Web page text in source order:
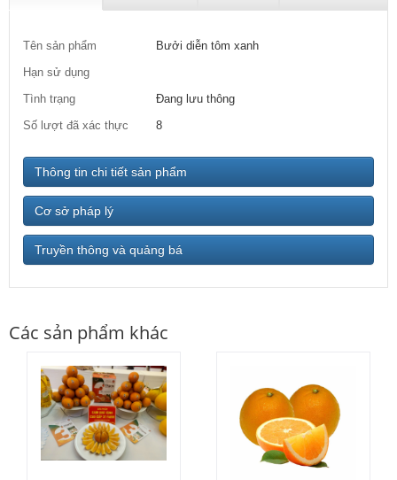
Tên sản phẩm
Bưởi diễn tôm xanh
Hạn sử dụng
Tình trạng
Đang lưu thông
Số lượt đã xác thực
8
Thông tin chi tiết sản phẩm
Cơ sở pháp lý
Truyền thông và quảng bá
Các sản phẩm khác